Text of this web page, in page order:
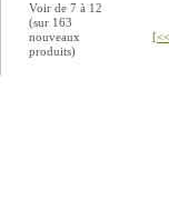
Voir de 7 à 12
(sur 163
nouveaux
produits)